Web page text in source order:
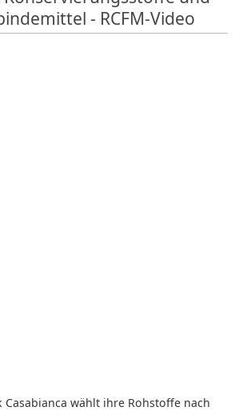
- RCFM-Video
Casabianca wählt ihre Rohstoffe nach